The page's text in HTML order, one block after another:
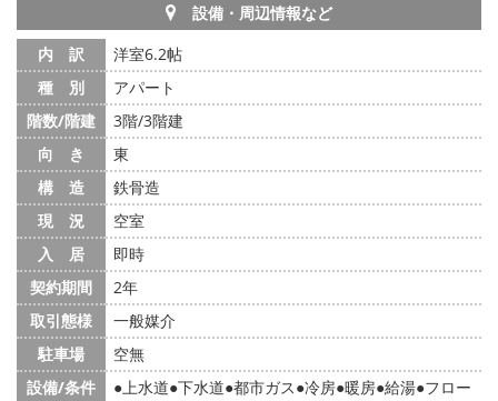
設備・周辺情報など
内 訳
洋室6.2帖
種 別
アパート
階数/階建
3階/3階建
向 き
東
構 造
鉄骨造
現 況
空室
入 居
即時
契約期間
2年
取引態様
一般媒介
駐車場
空無
設備/条件
上水道 下水道 都市ガス 冷房 暖房 給湯 フロー